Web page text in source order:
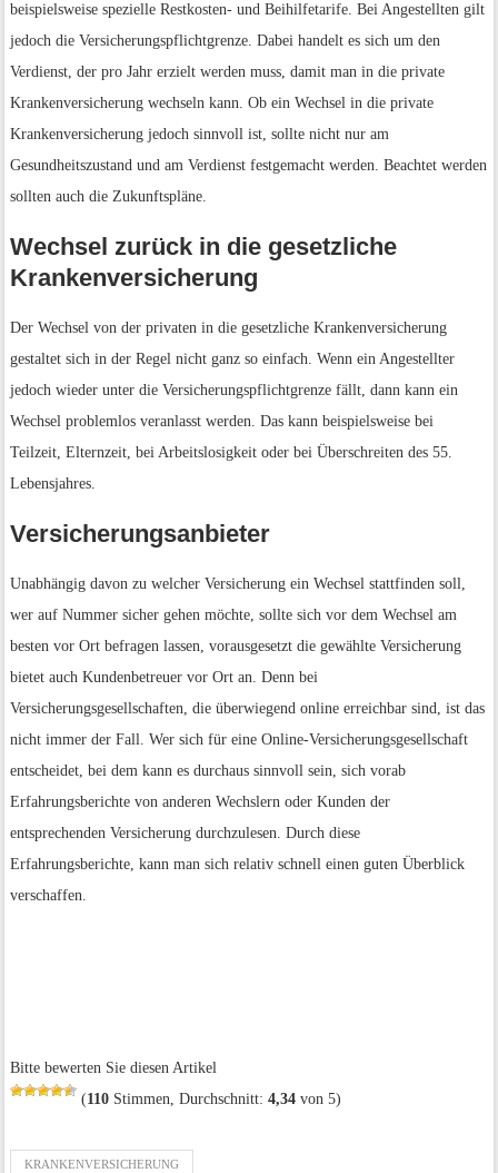
beispielsweise spezielle Restkosten- und Beihilfetarife. Bei Angestellten gilt
jedoch die Versicherungspflichtgrenze. Dabei handelt es sich um den
Verdienst, der pro Jahr erzielt werden muss, damit man in die private
Krankenversicherung wechseln kann. Ob ein Wechsel in die private
Krankenversicherung jedoch sinnvoll ist, sollte nicht nur am
Gesundheitszustand und am Verdienst festgemacht werden. Beachtet werden
sollten auch die Zukunftspläne.
Wechsel zurück in die gesetzliche
Krankenversicherung
Der Wechsel von der privaten in die gesetzliche Krankenversicherung
gestaltet sich in der Regel nicht ganz so einfach. Wenn ein Angestellter
jedoch wieder unter die Versicherungspflichtgrenze fällt, dann kann ein
Wechsel problemlos veranlasst werden. Das kann beispielsweise bei
Teilzeit, Elternzeit, bei Arbeitslosigkeit oder bei Überschreiten des 55.
Lebensjahres.
Versicherungsanbieter
Unabhängig davon zu welcher Versicherung ein Wechsel stattfinden soll,
wer auf Nummer sicher gehen möchte, sollte sich vor dem Wechsel am
besten vor Ort befragen lassen, vorausgesetzt die gewählte Versicherung
bietet auch Kundenbetreuer vor Ort an. Denn bei
Versicherungsgesellschaften, die überwiegend online erreichbar sind, ist das
nicht immer der Fall. Wer sich für eine Online-Versicherungsgesellschaft
entscheidet, bei dem kann es durchaus sinnvoll sein, sich vorab
Erfahrungsberichte von anderen Wechslern oder Kunden der
entsprechenden Versicherung durchzulesen. Durch diese
Erfahrungsberichte, kann man sich relativ schnell einen guten Überblick
verschaffen.
Bitte bewerten Sie diesen Artikel
(110Stimmen, Durchschnitt: 4,34von 5)
KRANKENVERSICHERUNG